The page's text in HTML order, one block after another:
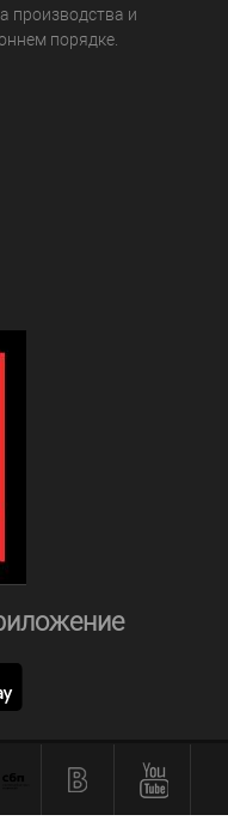
производства и
порядке.